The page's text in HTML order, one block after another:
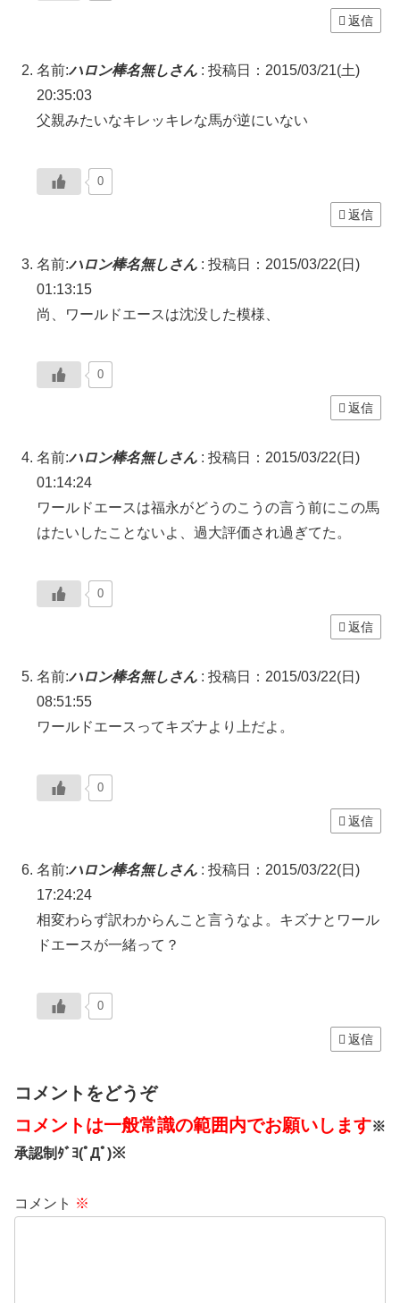
返信
名前:ハロン棒名無しさん : 投稿日：2015/03/21(土)
20:35:03
父親みたいなキレッキレな馬が逆にいない
0
返信
名前:ハロン棒名無しさん : 投稿日：2015/03/22(日)
01:13:15
尚、ワールドエースは沈没した模様、
0
返信
名前:ハロン棒名無しさん : 投稿日：2015/03/22(日)
01:14:24
ワールドエースは福永がどうのこうの言う前にこの馬
はたいしたことないよ、過大評価され過ぎてた。
0
返信
名前:ハロン棒名無しさん : 投稿日：2015/03/22(日)
08:51:55
ワールドエースってキズナより上だよ。
0
返信
名前:ハロン棒名無しさん : 投稿日：2015/03/22(日)
17:24:24
相変わらず訳わからんこと言うなよ。キズナとワール
ドエースが一緒って？
0
返信
コメントをどうぞ
コメントは一般常識の範囲内でお願いします※
承認制ﾀﾞﾖ(ﾟДﾟ)※
コメント ※